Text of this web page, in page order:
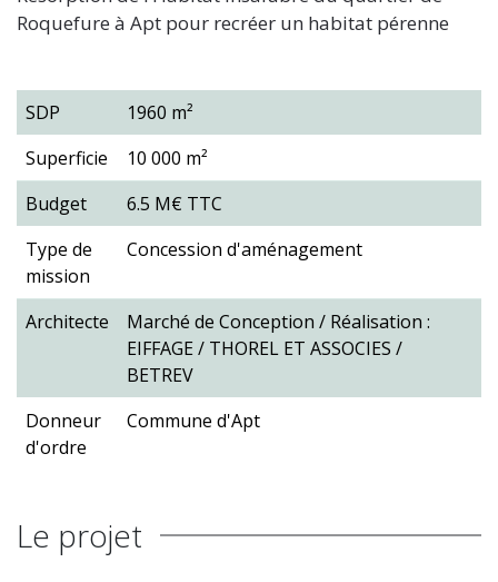
Roquefure à Apt pour recréer un habitat pérenne
SDP
1960 m²
Superficie
10 000 m²
Budget
6.5 M€ TTC
Type de
mission
Concession d'aménagement
Architecte
Marché de Conception / Réalisation :
EIFFAGE / THOREL ET ASSOCIES /
BETREV
Donneur
d'ordre
Commune d'Apt
Le projet